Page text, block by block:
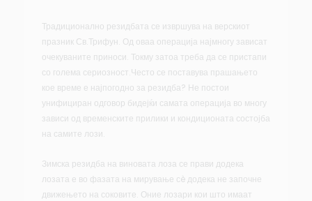
Традиционално резидбата се извршува на верскиот
празник Св.Трифун. Од оваа операција најмногу зависат
очекуваните приноси. Токму затоа треба да се пристапи
со голема сериозност.Често се поставува прашањето
кое време е најпогодно за резидба? Не постои
унифициран одговор бидејќи самата операција во многу
зависи од временските прилики и кондиционата состојба
на самите лози.
Зимска резидба на виновата лоза се прави додека
лозата е во фазата на мирување сè додека не започне
движењето на соковите. Оние лозари кои што имаат